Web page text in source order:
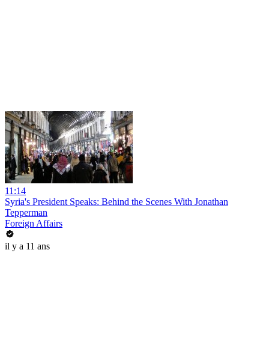
11:14
Syria's President Speaks: Behind the Scenes With Jonathan
Tepperman
Foreign Affairs
il y a 11 ans